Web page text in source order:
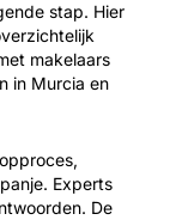
stap. Hier
makelaars
in Murcia en
Experts
De